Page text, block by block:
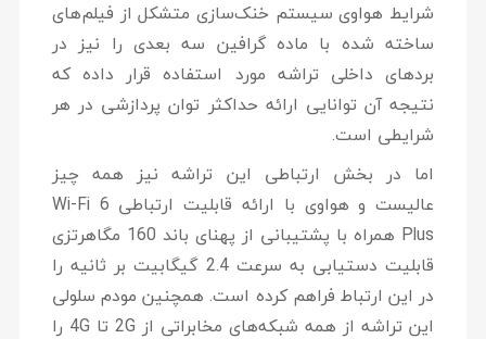
شرایط هواوی سیستم خنک‌سازی متشکل از فیلم‌های
ساخته شده با ماده گرافین سه بعدی را نیز در
بردهای داخلی تراشه مورد استفاده قرار داده که
نتیجه آن توانایی ارائه حداکثر توان پردازشی در هر
شرایطی است.
اما در بخش ارتباطی این تراشه نیز همه چیز
عالیست و هواوی با ارائه قابلیت ارتباطی Wi-Fi 6
Plus همراه با پشتیبانی از پهنای باند 160 مگاهرتزی
قابلیت دستیابی به سرعت 2.4 گیگابیت بر ثانیه را
در این ارتباط فراهم کرده است. همچنین مودم سلولی
این تراشه از همه شبکه‌های مخابراتی از 2G تا 4G را